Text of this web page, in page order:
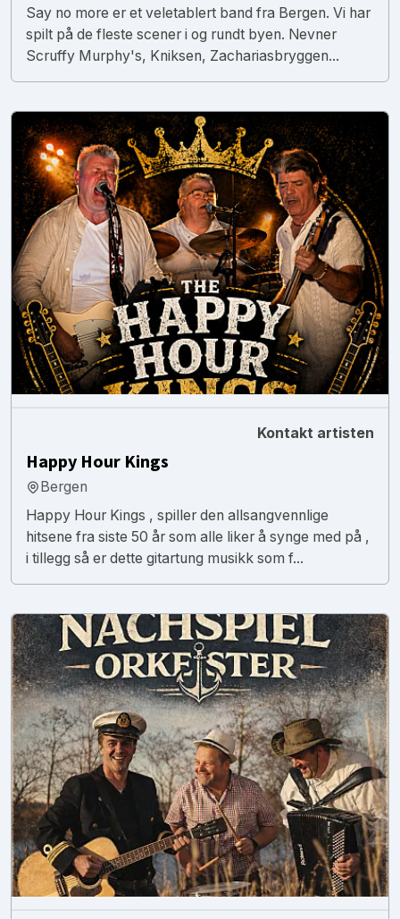
Say no more er et veletablert band fra Bergen. Vi har
spilt på de fleste scener i og rundt byen. Nevner
Scruffy Murphy's, Kniksen, Zachariasbryggen...
Kontakt artisten
Happy Hour Kings
Bergen
Happy Hour Kings , spiller den allsangvennlige
hitsene fra siste 50 år som alle liker å synge med på ,
i tillegg så er dette gitartung musikk som f...